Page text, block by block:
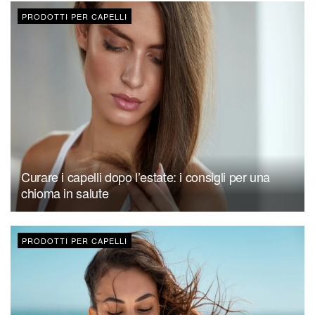
PRODOTTI PER CAPELLI
Curare i capelli dopo l’estate: i consigli per una
chioma in salute
PRODOTTI PER CAPELLI